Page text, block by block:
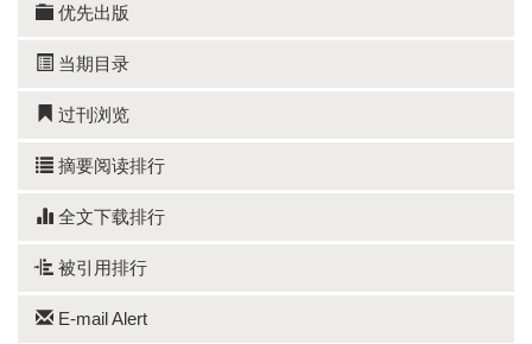
优先出版
当期目录
过刊浏览
摘要阅读排行
全文下载排行
被引用排行
E-mail Alert